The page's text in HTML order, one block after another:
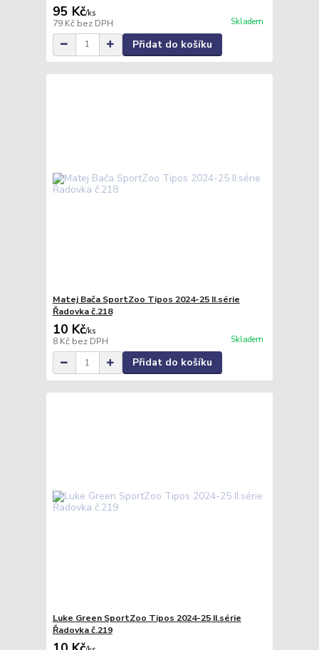
95 Kč/ks
79 Kč bez DPH Skladem
Přidat do košíku
Matej Bača SportZoo Tipos 2024-25 II.série
Řadovka č.218
10 Kč/ks
8 Kč bez DPH Skladem
Přidat do košíku
Luke Green SportZoo Tipos 2024-25 II.série
Řadovka č.219